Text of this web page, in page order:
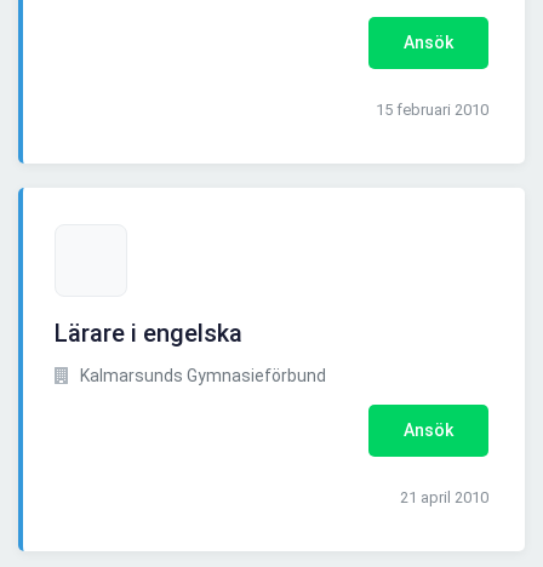
Ansök
15 februari 2010
Lärare i engelska
Kalmarsunds Gymnasieförbund
Ansök
21 april 2010